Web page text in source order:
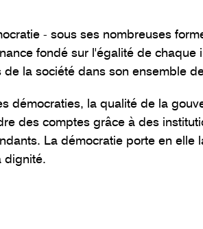
- sous ses nombreuses
fondé sur l'égalité de chaque
de la société dans son ensemble
démocraties, la qualité de la
des comptes grâce à des
La démocratie porte en elle
dignité.